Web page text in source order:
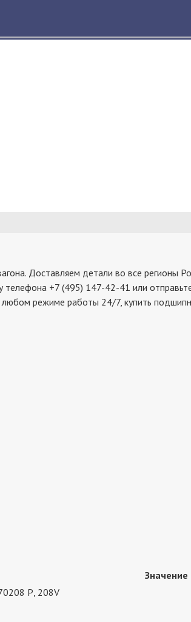
Доставляем детали во все регионы
+7 (495) 147-42-41 или
любом режиме работы 24/7, купить
Значение
Р, 208V